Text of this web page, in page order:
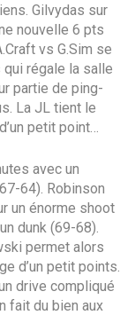
Gilvydas sur
nouvelle 6 pts
vs G.Sim se
régale la salle
partie de ping-
La JL tient le
petit point…
avec un
64). Robinson
un énorme shoot
dunk (69-68).
permet alors
d’un petit points.
drive compliqué
fait du bien aux